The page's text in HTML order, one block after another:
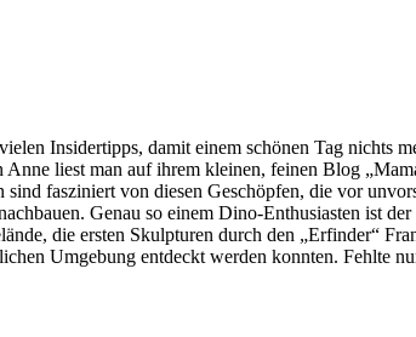
Insidertipps, damit einem schönen Tag nichts
liest man auf ihrem kleinen, feinen Blog
fasziniert von diesen Geschöpfen, die vor
Genau so einem Dino-Enthusiasten ist
die ersten Skulpturen durch den „Erfinder“
Umgebung entdeckt werden konnten. Fehlte